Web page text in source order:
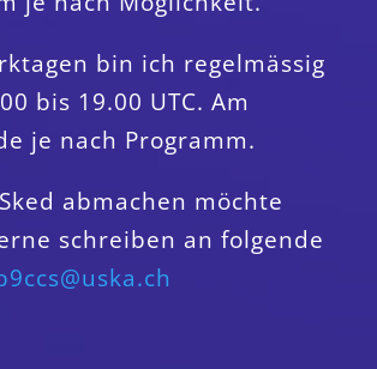
bin ich regelmässig
bis 19.00 UTC. Am
je nach Programm.
abmachen möchte
schreiben an folgende